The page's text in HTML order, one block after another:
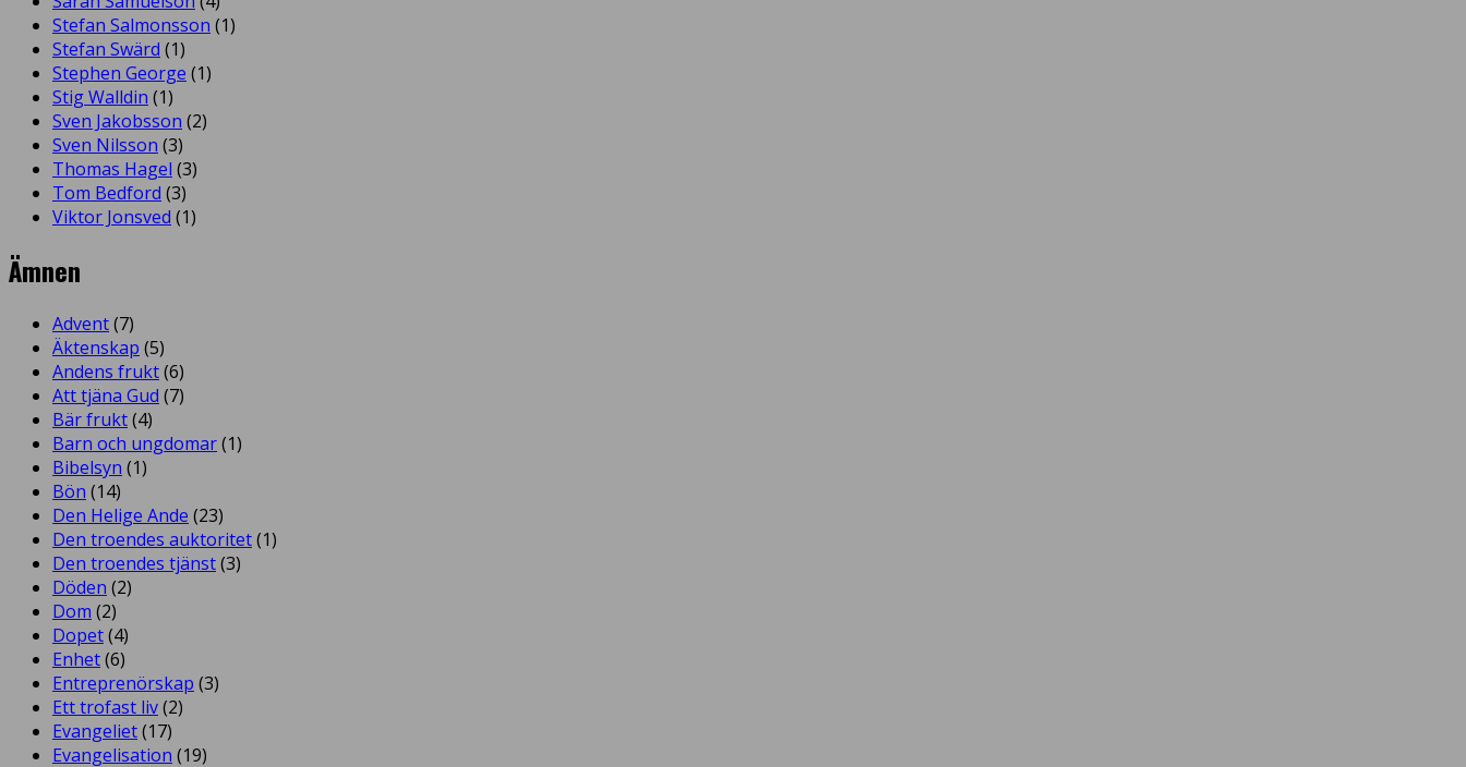
Stefan Salmonsson (1)
Stefan Swärd (1)
Stephen George (1)
Stig Walldin (1)
Sven Jakobsson (2)
Sven Nilsson (3)
Thomas Hagel (3)
Tom Bedford (3)
Viktor Jonsved (1)
Ämnen
Advent(7)
Äktenskap (5)
Andens frukt(6)
Att tjäna Gud (7)
Bär frukt(4)
Barn och ungdomar(1)
Bibelsyn (1)
Bön (14)
Den Helige Ande (23)
Den troendes auktoritet(1)
Den troendes tjänst(3)
Döden (2)
Dom (2)
Dopet(4)
Enhet(6)
Entreprenörskap (3)
Ett trofast liv(2)
Evangeliet(17)
Evangelisation (19)